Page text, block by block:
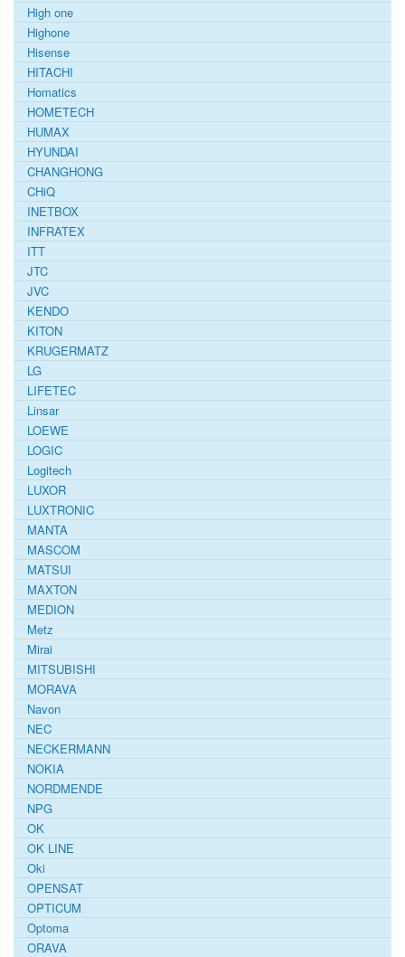
High one
Highone
Hisense
HITACHI
Homatics
HOMETECH
HUMAX
HYUNDAI
CHANGHONG
CHiQ
INETBOX
INFRATEX
ITT
JTC
JVC
KENDO
KITON
KRUGERMATZ
LG
LIFETEC
Linsar
LOEWE
LOGIC
Logitech
LUXOR
LUXTRONIC
MANTA
MASCOM
MATSUI
MAXTON
MEDION
Metz
Mirai
MITSUBISHI
MORAVA
Navon
NEC
NECKERMANN
NOKIA
NORDMENDE
NPG
OK
OK LINE
Oki
OPENSAT
OPTICUM
Optoma
ORAVA